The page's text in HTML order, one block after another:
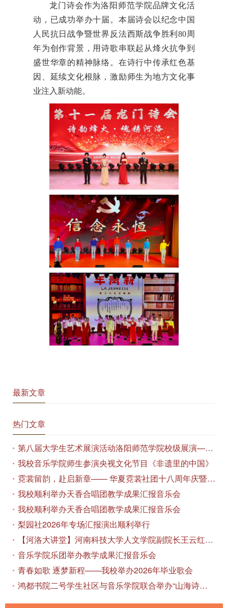
龙门诗会作为洛阳师范学院品牌文化活
动，已成功举办十届。本届诗会以纪念中国
人民抗日战争暨世界反法西斯战争胜利80周
年为创作背景，用诗歌串联起从烽火抗争到
盛世华章的精神脉络。在诗行中传承红色基
因、延续文化根脉，激励师生为地方文化事
业注入新动能。
最新文章
热门文章
第八届大学生艺术展演活动洛阳师范学院校级展演——艺术作品专场展览在美术与艺术学院顺利开展
我校音乐学院师生参演央视文化节目《非遗里的中国》
霓裳留韵，赴启新章—— 华夏霓裳社团十八周年庆暨毕业季特别演出圆满落幕
我校顺利举办天香合唱团教学成果汇报音乐会
我校顺利举办天香合唱团教学成果汇报音乐会
梨园社2026年专场汇报演出顺利举行
【河洛大讲堂】河南科技大学人文学院副院长王云红教授应邀作专题讲座
音乐学院乐团举办教学成果汇报音乐会
青春如歌 逐梦新程——我校举办2026年毕业歌会
鸿都书院二号学生社区与音乐学院联合举办“山海诗恋”合唱思政汇报音乐会